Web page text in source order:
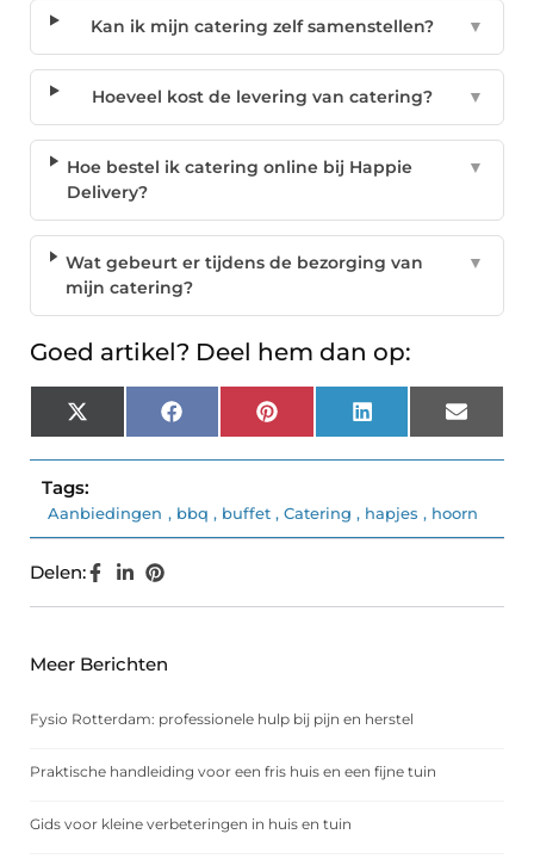
Kan ik mijn catering zelf samenstellen? ▼
Hoeveel kost de levering van catering? ▼
Hoe bestel ik catering online bij Happie
Delivery?
▼
Wat gebeurt er tijdens de bezorging van
mijn catering?
▼
Goed artikel? Deel hem dan op:
X
(Twitter)
Facebook Pinterest LinkedIn Email
Tags:
Aanbiedingen , bbq , buffet , Catering , hapjes , hoorn
Delen:
Meer Berichten
Fysio Rotterdam: professionele hulp bij pijn en herstel
Praktische handleiding voor een fris huis en een fijne tuin
Gids voor kleine verbeteringen in huis en tuin